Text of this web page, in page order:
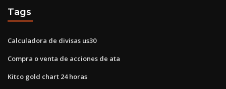
Tags
Calculadora de divisas us30
Compra o venta de acciones de ata
Kitco gold chart 24 horas